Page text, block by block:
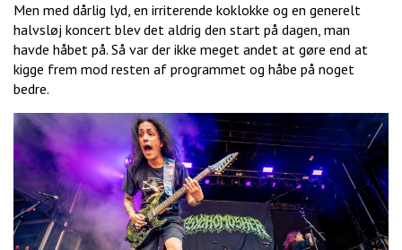
Men med dårlig lyd, en irriterende koklokke og en generelt
halvsløj koncert blev det aldrig den start på dagen, man
havde håbet på. Så var der ikke meget andet at gøre end at
kigge frem mod resten af programmet og håbe på noget
bedre.